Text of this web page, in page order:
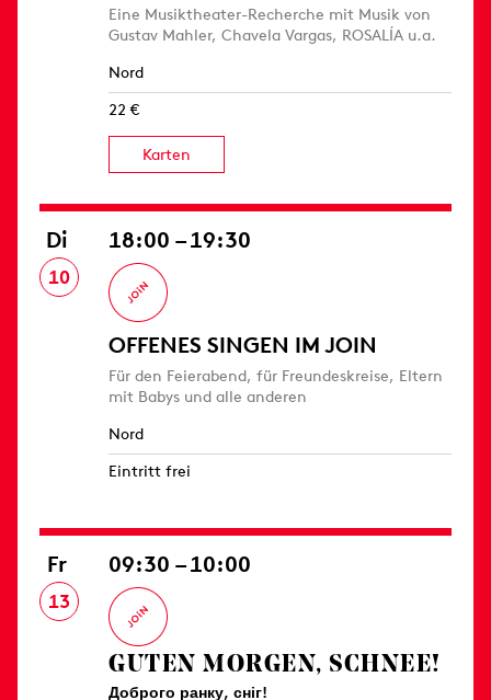
Eine Musiktheater-Recherche mit Musik von
Gustav Mahler, Chavela Vargas, ROSALÍA u.a.
Nord
22 €
Karten
Di
10
18:00 – 19:30
OFFENES SINGEN IM JOIN
Für den Feierabend, für Freundeskreise, Eltern
mit Babys und alle anderen
Nord
Eintritt frei
Fr
13
09:30 – 10:00
GUTEN MORGEN, SCHNEE!
Доброго ранку, сніг!